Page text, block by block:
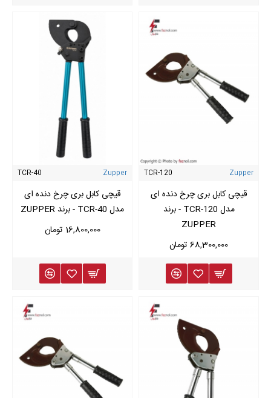
Zupper
TCR-120
قیچی کابل بری چرخ دنده ای
مدل TCR-120 - برند
ZUPPER
68,300,000 تومان
Zupper
TCR-40
قیچی کابل بری چرخ دنده ای
مدل TCR-40 - برند ZUPPER
16,800,000 تومان